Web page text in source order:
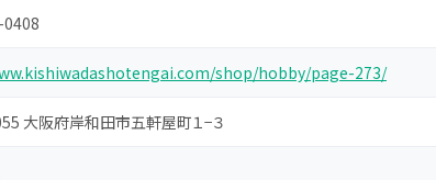
shop/hobby/page-273/
大阪府岸和田市五軒屋町１−３